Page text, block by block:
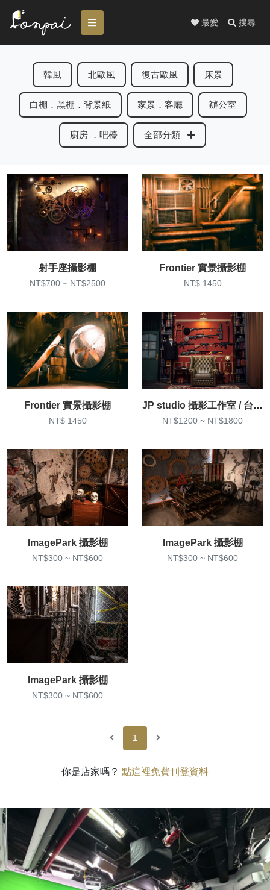
最愛 搜尋
韓風 北歐風 復古歐風 床景
白棚．黑棚．背景紙 家景．客廳 辦公室
廚房 ．吧檯 全部分類
射手座攝影棚
NT$700 ~ NT$2500
Frontier 實景攝影棚
NT$ 1450
Frontier 實景攝影棚
NT$ 1450
JP studio 攝影工作室 / 台北攝影棚 / 蘆洲復古實景棚出租
NT$1200 ~ NT$1800
ImagePark 攝影棚
NT$300 ~ NT$600
ImagePark 攝影棚
NT$300 ~ NT$600
ImagePark 攝影棚
NT$300 ~ NT$600
1
你是店家嗎？ 點這裡免費刊登資料